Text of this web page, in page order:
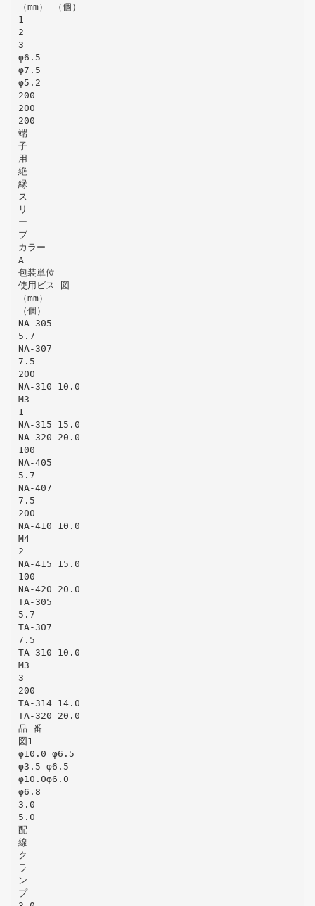
（mm） （個）
1
2
3
φ6.5
φ7.5
φ5.2
200
200
200
端
子
用
絶
縁
ス
リ
ー
ブ
カラー
A
包装単位
使用ビス 図
（mm）
（個）
NA-305
5.7
NA-307
7.5
200
NA-310 10.0
M3
1
NA-315 15.0
NA-320 20.0
100
NA-405
5.7
NA-407
7.5
200
NA-410 10.0
M4
2
NA-415 15.0
100
NA-420 20.0
TA-305
5.7
TA-307
7.5
TA-310 10.0
M3
3
200
TA-314 14.0
TA-320 20.0
品 番
図1
φ10.0 φ6.5
φ3.5 φ6.5
φ10.0φ6.0
φ6.8
3.0
5.0
配
線
ク
ラ
ン
プ